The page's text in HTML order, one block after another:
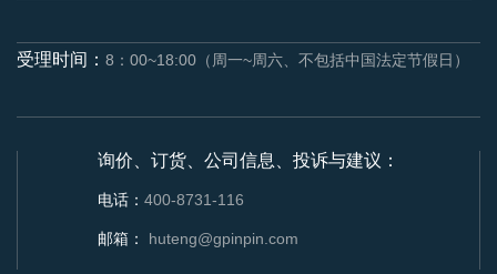
受理时间： 8：00~18:00（周一~周六、不包括中国法定节假日）
询价、订货、公司信息、投诉与建议：
电话： 400-8731-116
邮箱： huteng@gpinpin.com